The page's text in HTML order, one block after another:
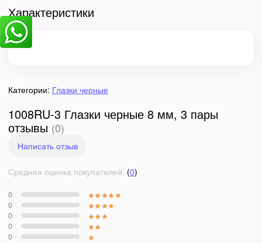
Характеристики
Категории: Глазки черные
1008RU-3 Глазки черные 8 мм, 3 пары
отзывы (0)
Написать отзыв
Средняя оценка покупателей: (0)
0
0
0
0
0